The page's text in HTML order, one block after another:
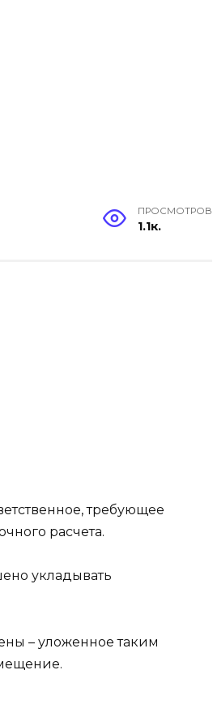
ПРОСМОТРОВ
1.1к.
требующее
расчета.
укладывать
– уложенное таким